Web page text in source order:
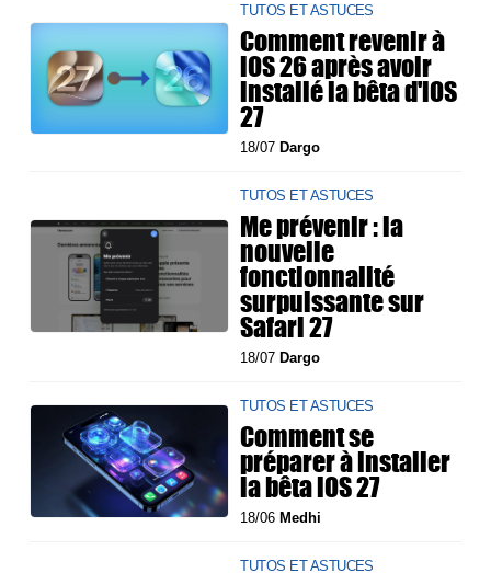
TUTOS ET ASTUCES
Comment revenir à
iOS 26 après avoir
installé la bêta d'iOS
27
18/07Dargo
TUTOS ET ASTUCES
Me prévenir : la
nouvelle
fonctionnalité
surpuissante sur
Safari 27
18/07Dargo
TUTOS ET ASTUCES
Comment se
préparer à installer
la bêta iOS 27
18/06Medhi
TUTOS ET ASTUCES